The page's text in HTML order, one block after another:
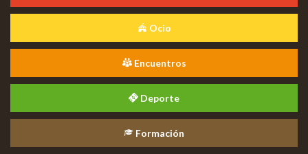
Ocio
Encuentros
Deporte
Formación